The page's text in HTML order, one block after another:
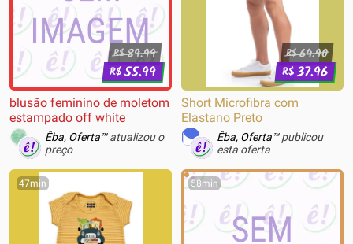
R$89.99
R$55.99
blusão feminino de moletom
estampado off white
Êba, Oferta™atualizou o
preço
R$64.90
R$37.96
Short Microfibra com
Elastano Preto
Êba, Oferta™publicou
esta oferta
47min 58min